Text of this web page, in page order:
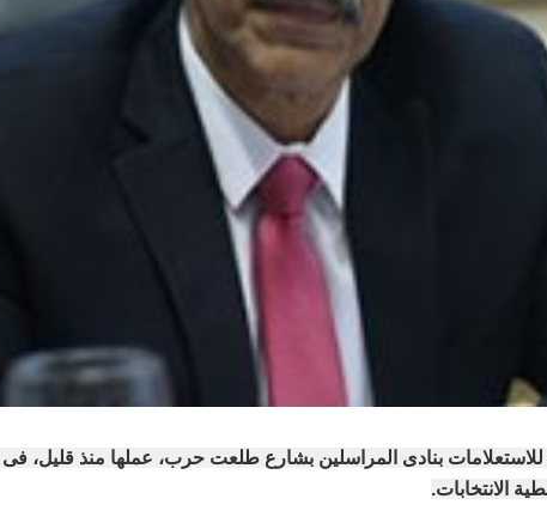
بنادى المراسلين بشارع طلعت حرب، عملها منذ قليل، فى
الانتخابات.